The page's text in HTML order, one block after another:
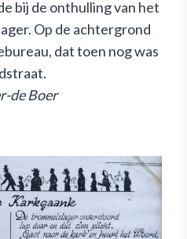
bij de onthulling van het
Op de achtergrond
dat toen nog was
de Boer